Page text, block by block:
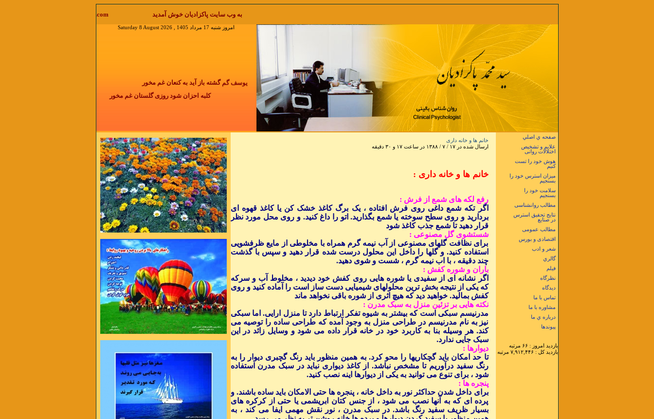
به وب سایت پاکزادیان خوش آمدید welcome to pakzadian.com نقل مطلب با ذکر منابع آزاد است جواب ایمیل را در منوی دیدگاه بخوانید
امروز شنبه 17 مرداد 1405 , Saturday 8 August 2026
یوسف گم گشته باز آید به کنعان غم مخور
کلبه احزان شود روزی گلستان غم مخور
هیچ زخمی در آدمی نیست که با گذشت زمان التیام پیدا
شکست خوردن مهم نیست مهم دوباره شروع کردن
جهان بشریت به تلاش بها میدهد نه به بهانه
در ذهن نیافرینمت می میرم
از شاخه اگر نچینمت می میرم
ای عادت چشم های بی حوصله ام
یک روز اگر نبینمت می میرم
صفحه ي اصلي
علایم و تشخیص
اختلالات روانی
هوش خود را تست
کنیم
میزان استرس خود را
بسنجیم
سلامت خود را
بسنجیم
مطالب روانشناسی
نتایج تحقیق استرس
در صنایع
مطالب عمومی
اقتصادی و بورس
شعر و ادب
گالري
فيلم
نظرگاه
دیدگاه
تماس با ما
مشاوره با ما
درباره ي ما
پيوندها
بازديد امروز : ۶۶ مرتبه
بازديد کل : ۷,۹۱۲,۴۴۶ مرتبه
خانم ها و خانه داری
ارسال شده در ۱۷ / ۷ / ۱۳۸۸ در ساعت ۱۷ و ۳۰ دقيقه
خانم ها و خانه داری :
رفع لکه های شمع از فرش :
اگر تکه شمع داغی روی فرش افتاده ، یک برگ کاغذ خشک کن یا کاغذ قهوه ای
بردارید و روی سطح سوخته یا شمع بگذارید. اتو را داغ کنید. و روی محل مورد نظر
قرار دهید تا شمع جذب کاغذ شود
شستشوی گل مصنوعی :
برای نظافت گلهای مصنوعی از آب نیمه گرم همراه با مخلوطی از مایع ظرفشویی
استفاده کنید. و گلها را داخل این محلول درست شده قرار دهید و سپس با گذشت
چند دقیقه ، با اب نیمه گرم ، شست و شوی دهید.
باران و شوره کفش :
اگر نشانه ای از سفیدی یا شوره هایی روی کفش خود دیدید ، مخلوط آب و سرکه
که یکی از نتیجه بخش ترین محلولهای شیمیایی دست ساز است را آماده کنید و روی
کفش بمالید. خواهید دید که هیچ اثری از شوره باقی نخواهد ماند
نکته هایی بر تزئین منزل به سبک مدرن :
مدرنیسم سبکی است که بیشتر به شیوه تفکر ارتباط دارد تا منزل ارایی. اما سبکی
نیز به نام مدرنیسم در طراحی منزل به وجود آمده که طراحی ساده را توصیه می
کند. هر وسیله بنا به کاربرد خود در خانه قرار داده می شود و وسایل زائد در این
سبک جایی ندارد.
دیوارها :
تا حد امکان باید گچکاریها را محو کرد. به همین منظور باید رنگ گچبری دیوار را به
رنگ سفید درآوریم تا مشخص نباشد. از کاغذ دیواری نباید در سبک مدرن استفاده
شود ، برای تنوع می توانید به یکی از دیوارها اینه نصب کنید.
پنجره ها :
برای داخل شدن حداکثر نور به داخل خانه ، پنجره ها حتی الامکان باید ساده باشند. و
پرده ای که به آنها نصب می شود ، از جنس کتان ابریشمی یا حتی از کرکره های
بسیار ظریف سفید رنگ باشد. در سبک مدرن ، نور نقش مهمی ایفا می کند ، به